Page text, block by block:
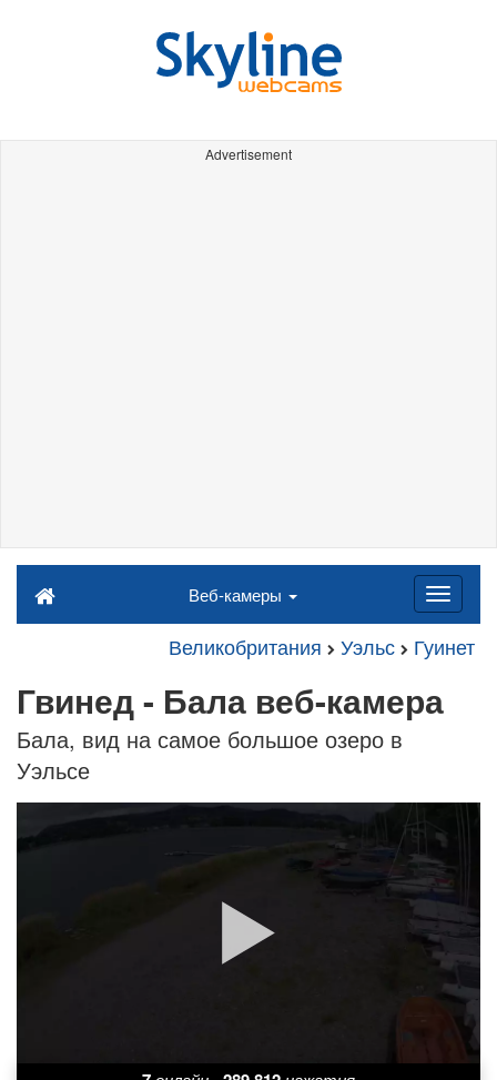
Advertisement
Веб-камеры
Великобритания Уэльс Гуинет
Гвинед - Бала веб-камера
Бала, вид на самое большое озеро в
Уэльсе